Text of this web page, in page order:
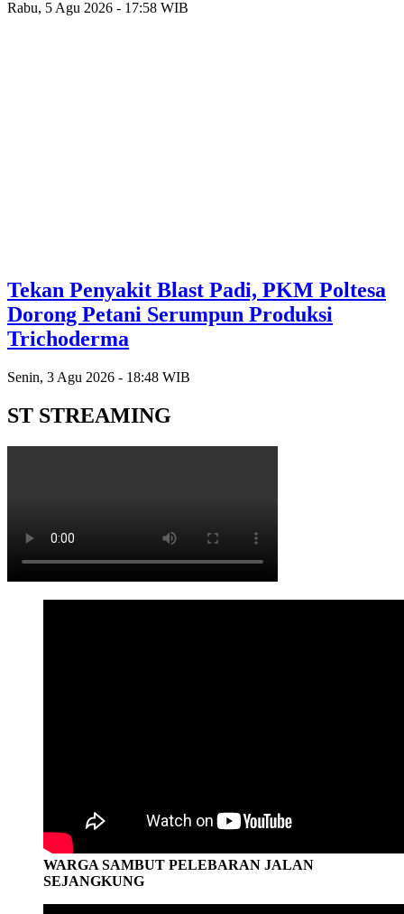
Rabu, 5 Agu 2026 - 17:58 WIB
Tekan Penyakit Blast Padi, PKM Poltesa
Dorong Petani Serumpun Produksi
Trichoderma
Senin, 3 Agu 2026 - 18:48 WIB
ST STREAMING
WARGA SAMBUT PELEBARAN JALAN
SEJANGKUNG